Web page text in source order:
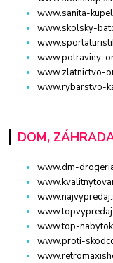
www.sanita-
www.skolsky-
www.potraviny-
www.zlatnictvo-
www.rybarstvo-
DOM,
www.dm-
www.top-
www.proti-